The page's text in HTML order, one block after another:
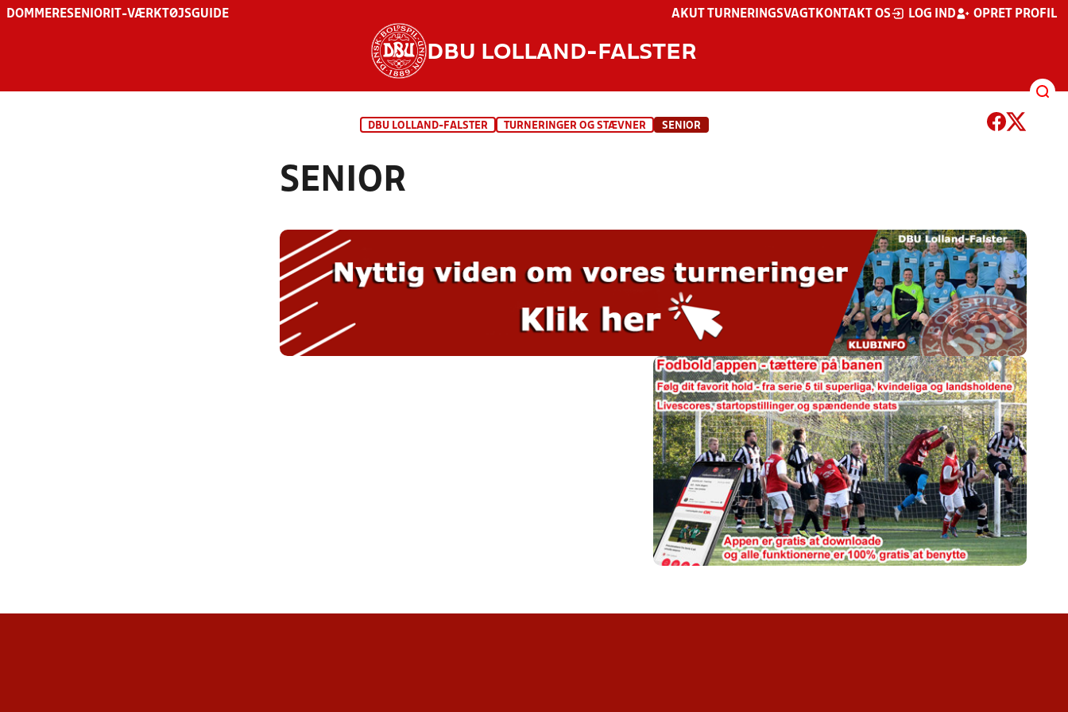
DOMMERESENIOR IT-VÆRKTØJSGUIDE AKUT TURNERINGSVAGT KONTAKT OS LOG IND OPRET PROFIL
DBU LOLLAND-FALSTER
DBU LOLLAND-FALSTER TURNERINGER OG STÆVNER SENIOR
SENIOR
VIGTIGE DATOER SENIOR STRUKTUR
SENIOR 11:11
SENIOR POKALTURNERING
SENIOR INDEFODBOLD
LANDSDÆKKENDE TURNERINGER
HERRE